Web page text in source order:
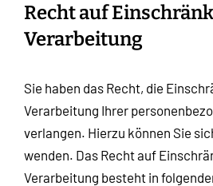
Recht auf
Verarbeitung
Sie haben das Recht, die
Verarbeitung Ihrer
verlangen. Hierzu können Sie
wenden. Das Recht auf
Verarbeitung besteht in